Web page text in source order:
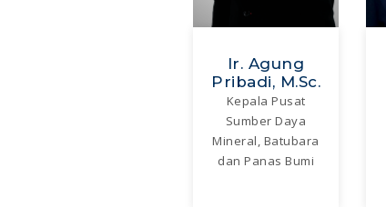
Ir. Agung
Pribadi, M.Sc.
Kepala Pusat
Sumber Daya
Mineral, Batubara
dan Panas Bumi